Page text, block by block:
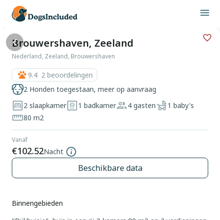
Brouwershaven, Zeeland
Nederland, Zeeland, Brouwershaven
9.4 2 beoordelingen
2 Honden toegestaan, meer op aanvraag
2 slaapkamer
1 badkamer 4 gasten
1 baby's
80 m2
Vanaf
€102.52Nacht
Beschikbare data
Binnengebieden